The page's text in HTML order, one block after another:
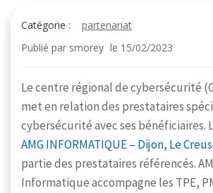
Catégorie :
partenariat
Publié par smorey le 15/02/2023
Le centre régional de cybersécurité
met en relation des prestataires
cybersécurité avec ses bénéficiaires.
AMG INFORMATIQUE – Dijon, Le
partie des prestataires référencés.
Informatique accompagne les TPE,